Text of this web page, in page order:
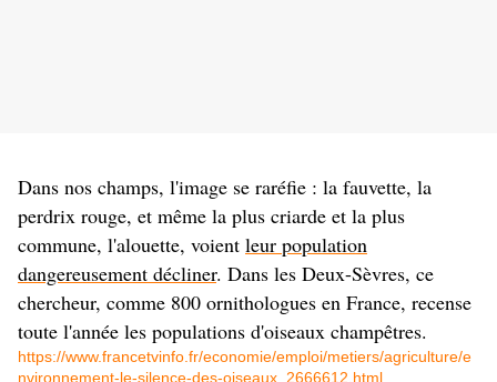
Dans nos champs, l'image se raréfie : la fauvette, la
perdrix rouge, et même la plus criarde et la plus
commune, l'alouette, voient leur population
dangereusement décliner. Dans les Deux-Sèvres, ce
chercheur, comme 800 ornithologues en France, recense
toute l'année les populations d'oiseaux champêtres.
https://www.francetvinfo.fr/economie/emploi/metiers/agriculture/e
nvironnement-le-silence-des-oiseaux_2666612.html